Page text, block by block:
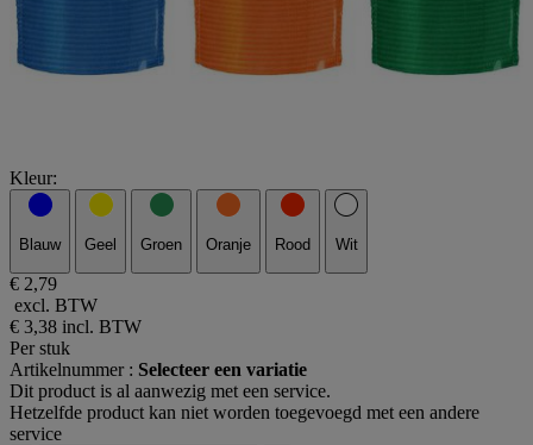
Kleur:
Blauw Geel Groen Oranje Rood Wit
€ 2,79
excl. BTW
€ 3,38 incl. BTW
Per stuk
Artikelnummer : Selecteer een variatie
Dit product is al aanwezig met een service.
Hetzelfde product kan niet worden toegevoegd met een andere
service